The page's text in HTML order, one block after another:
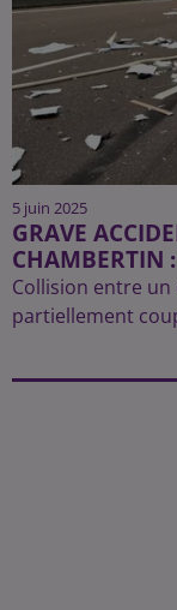
5 juin 2025
GRAVE
CHAMBERTIN
Collision entre
partiellement